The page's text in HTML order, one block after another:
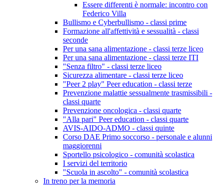
Essere differenti è normale: incontro con
Federico Villa
Bullismo e Cyberbullismo - classi prime
Formazione all'affettività e sessualità - classi
seconde
Per una sana alimentazione - classi terze liceo
Per una sana alimentazione - classi terze ITI
"Senza filtro" - classi terze liceo
Sicurezza alimentare - classi terze liceo
"Peer 2 play" Peer education - classi terze
Prevenzione malattie sessualmente trasmissibili -
classi quarte
Prevenzione oncologica - classi quarte
"Alla pari" Peer education - classi quarte
AVIS-AIDO-ADMO - classi quinte
Corso DAE Primo soccorso - personale e alunni
maggiorenni
Sportello psicologico - comunità scolastica
I servizi del territorio
"Scuola in ascolto" - comunità scolastica
In treno per la memoria